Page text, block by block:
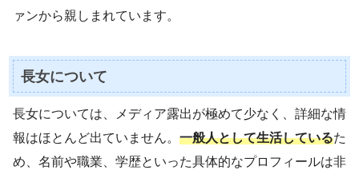
ァンから親しまれています。
長女について
長女については、メディア露出が極めて少なく、詳細な情
報はほとんど出ていません。 一般人として生活しているた
め、名前や職業、学歴といった具体的なプロフィールは非